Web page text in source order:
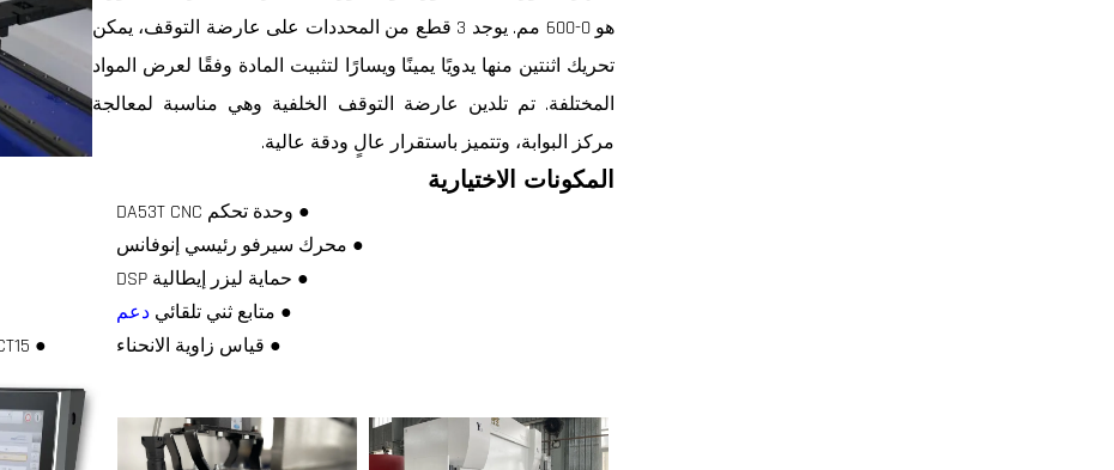
هو 0-600 مم. يوجد 3 قطع من المحددات على عارضة التوقف، يمكن
تحريك اثنتين منها يدويًا يمينًا ويسارًا لتثبيت المادة وفقًا لعرض المواد
المختلفة. تم تلدين عارضة التوقف الخلفية وهي مناسبة لمعالجة
مركز البوابة، وتتميز باستقرار عالٍ ودقة عالية.
المكونات الاختيارية
● وحدة تحكم DA53T CNC
● محرك سيرفو رئيسي إنوفانس
● حماية ليزر إيطالية DSP
● متابع ثني تلقائي دعم
● قياس زاوية الانحناء
● DA53T، DA58T، DA66T، DA66S، DA69T، CT8، CT12، CT15